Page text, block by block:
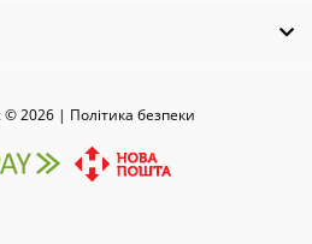
© 2026 | Полiтика безпеки